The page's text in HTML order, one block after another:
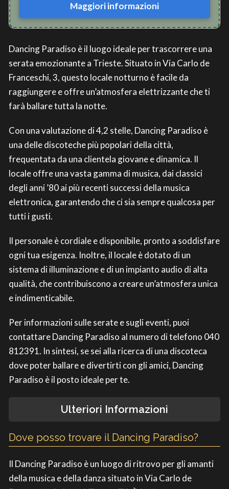
Maggiori informazioni
Dancing Paradiso è il luogo ideale per trascorrere una
serata emozionante a Trieste. Situato in Via Carlo de
Franceschi, 3, questo locale notturno è facile da
raggiungere e offre un’atmosfera elettrizzante che ti
farà ballare tutta la notte.
Con una valutazione di 4,2 stelle, Dancing Paradiso è
una delle discoteche più popolari della città,
frequentata da una clientela giovane e dinamica. Il
locale offre una vasta gamma di musica, dai classici
degli anni ’80 ai più recenti successi della musica
elettronica, garantendo che ci sia sempre qualcosa per
tutti i gusti.
Il personale è cordiale e disponibile, pronto a soddisfare
ogni tua esigenza. Inoltre, il locale è dotato di un
sistema di illuminazione e di un impianto audio di alta
qualità, che contribuiscono a creare un’atmosfera unica
e indimenticabile.
Per informazioni sulle serate e sugli eventi, puoi
contattare Dancing Paradiso al numero di telefono 040
812391. In sintesi, se sei alla ricerca di una discoteca
dove poter ballare e divertirti con gli amici, Dancing
Paradiso è il posto ideale per te.
Ulteriori Informazioni
Dove posso trovare il Dancing Paradiso?
Il Dancing Paradiso è un luogo di ritrovo per gli amanti
della musica e della danza situato in Via Carlo de